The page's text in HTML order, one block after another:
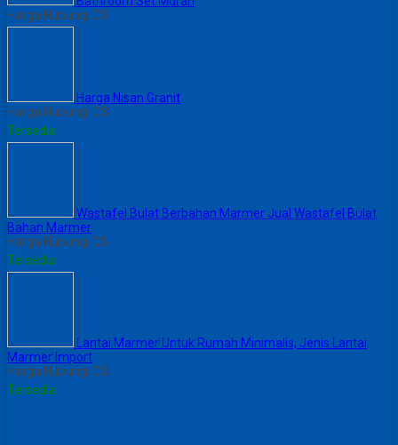
Harga Hubungi CS
Harga Nisan Granit
Harga Hubungi CS
Tersedia
Wastafel Bulat Berbahan Marmer Jual Wastafel Bulat
Bahan Marmer
Harga Hubungi CS
Tersedia
Lantai Marmer Untuk Rumah Minimalis, Jenis Lantai
Marmer Import
Harga Hubungi CS
Tersedia